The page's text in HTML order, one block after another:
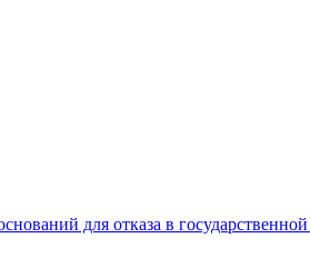
для отказа в